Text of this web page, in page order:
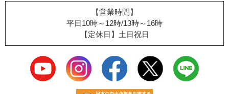
【営業時間】
平日10時～12時/13時～16時
【定休日】土日祝日